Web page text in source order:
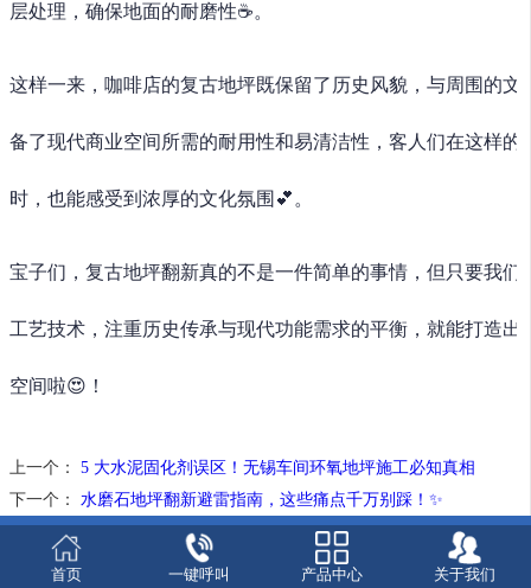
层处理，确保地面的耐磨性☕。
这样一来，咖啡店的复古地坪既保留了历史风貌，与周围的文
备了现代商业空间所需的耐用性和易清洁性，客人们在这样的
时，也能感受到浓厚的文化氛围💕。
宝子们，复古地坪翻新真的不是一件简单的事情，但只要我们
工艺技术，注重历史传承与现代功能需求的平衡，就能打造出
空间啦😍！
上一个： 5 大水泥固化剂误区！无锡车间环氧地坪施工必知真相
下一个： 水磨石地坪翻新避雷指南，这些痛点千万别踩！✨
首页 一键呼叫 产品中心 关于我们